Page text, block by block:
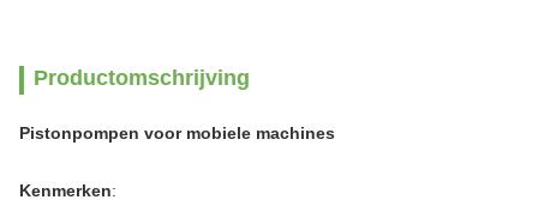
Productomschrijving
Pistonpompen voor mobiele machines
Kenmerken: